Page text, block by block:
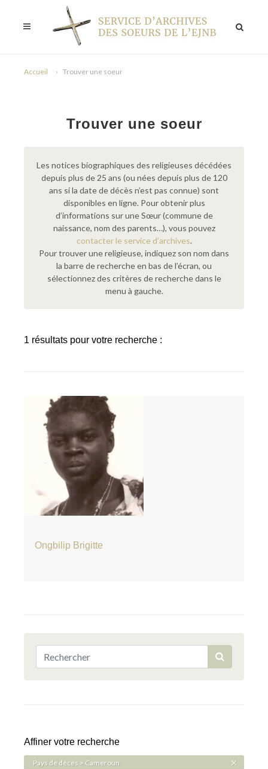
Accueil Trouver une soeur
Trouver une soeur
Les notices biographiques des religieuses décédées
depuis plus de 25 ans (ou nées depuis plus de 120
ans si la date de décès n’est pas connue) sont
disponibles en ligne. Pour obtenir plus
d’informations sur une Sœur (commune de
naissance, nom des parents…), vous pouvez
contacter le service d’archives.
Pour trouver une religieuse, indiquez son nom dans
la barre de recherche en bas de l’écran, ou
sélectionnez des critères de recherche dans le
menu à gauche.
1 résultats pour votre recherche :
Ongbilip Brigitte
Affiner votre recherche
Pays de décès > Cameroun